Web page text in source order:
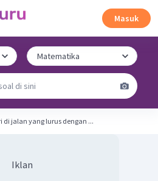
Masuk
di jalan yang lurus dengan ...
Iklan